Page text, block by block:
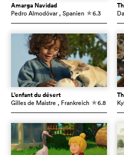
Amarga Navidad
Pedro Almodóvar , Spanien c6.3
L’enfant du désert
Gilles de Maistre , Frankreich c6.8